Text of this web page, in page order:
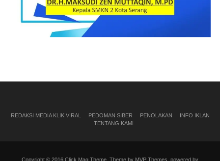
REDAKSI MEDIA KLIK VIRAL PEDOMAN SIBER PENOLAKAN
INFO IKLAN
TENTANG KAMI
Copyright © 2016 Click Mag Theme. Theme by MVP Themes, powered by